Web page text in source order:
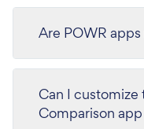
Are POWR
Can I
Comparison